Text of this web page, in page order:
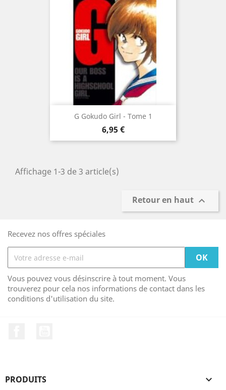
G Gokudo Girl - Tome 1
Prix
6,95 €
Affichage 1-3 de 3 article(s)
Retour en haut 
Recevez nos offres spéciales
Vous pouvez vous désinscrire à tout moment. Vous
trouverez pour cela nos informations de contact dans les
conditions d'utilisation du site.
PRODUITS 